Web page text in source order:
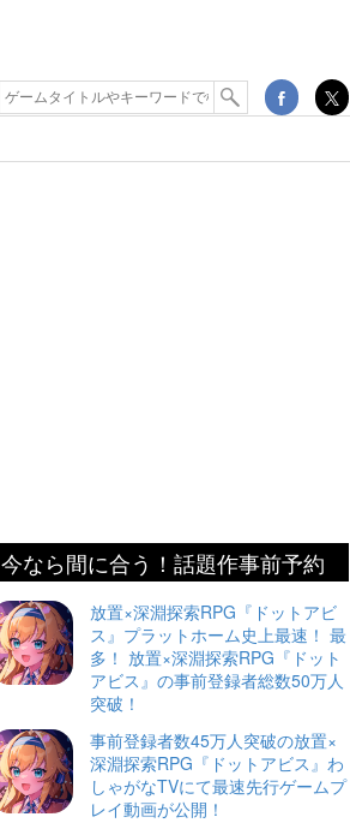
今なら間に合う！話題作事前予約
放置×深淵探索RPG『ドットアビ
ス』プラットホーム史上最速！ 最
多！ 放置×深淵探索RPG『ドット
アビス』の事前登録者総数50万人
突破！
事前登録者数45万人突破の放置×
深淵探索RPG『ドットアビス』わ
しゃがなTVにて最速先行ゲームプ
レイ動画が公開！